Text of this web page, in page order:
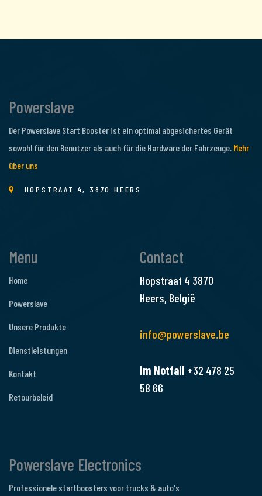
Powerslave
Der Powerslave Start Booster ist ein optimal abgesichertes Gerät
sowohl für den Benutzer als auch für die Hardware der Fahrzeuge. Mehr
über uns
HOPSTRAAT 4, 3870 HEERS
Menu
Home
Powerslave
Unsere Produkte
Dienstleistungen
Kontakt
Retourbeleid
Contact
Hopstraat 4 3870
Heers, België
info@powerslave.be
Im Notfall +32 478 25
58 66
Powerslave Electronics
Professionele startboosters voor trucks & auto's